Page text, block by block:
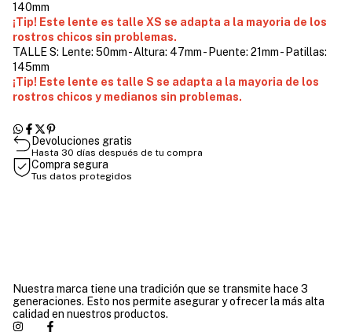
140mm
¡Tip! Este lente es talle XS se adapta a la mayoria de los
rostros chicos sin problemas.
TALLE S: Lente: 50mm - Altura: 47mm - Puente: 21mm - Patillas:
145mm
¡Tip! Este lente es talle S se adapta a la mayoria de los
rostros chicos y medianos sin problemas.
Devoluciones gratis
Hasta 30 días después de tu compra
Compra segura
Tus datos protegidos
Nuestra marca tiene una tradición que se transmite hace 3
generaciones. Esto nos permite asegurar y ofrecer la más alta
calidad en nuestros productos.